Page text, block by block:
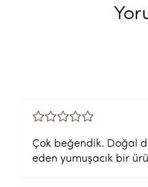
Çok beğendik. Doğal
eden yumuşacık bir